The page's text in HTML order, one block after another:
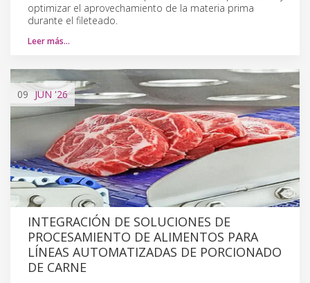
optimizar el aprovechamiento de la materia prima
durante el fileteado.
Leer más…
09 JUN '26
INTEGRACIÓN DE SOLUCIONES DE
PROCESAMIENTO DE ALIMENTOS PARA
LÍNEAS AUTOMATIZADAS DE PORCIONADO
DE CARNE